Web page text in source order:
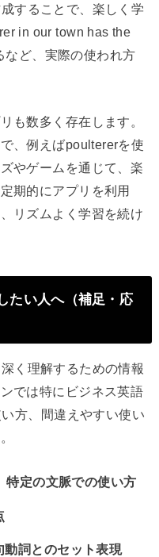
することで、楽しく学
in our town has the
ど、実際の使われ方
も数多く存在します。
、例えばpoultererを使
やゲームを通じて、楽
期的にアプリを利用
リズムよく学習を続け
たい人へ（補足・応
く理解するための情報
では特にビジネス英語
方、間違えやすい使い
特定の文脈での使い方
動詞とのセット表現